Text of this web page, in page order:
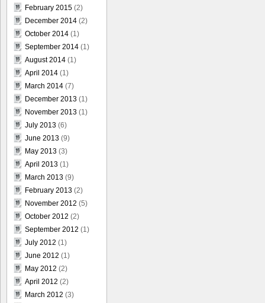
February 2015 (2)
December 2014 (2)
October 2014 (1)
September 2014 (1)
August 2014 (1)
April 2014 (1)
March 2014 (7)
December 2013 (1)
November 2013 (1)
July 2013 (6)
June 2013 (9)
May 2013 (3)
April 2013 (1)
March 2013 (9)
February 2013 (2)
November 2012 (5)
October 2012 (2)
September 2012 (1)
July 2012 (1)
June 2012 (1)
May 2012 (2)
April 2012 (2)
March 2012 (3)